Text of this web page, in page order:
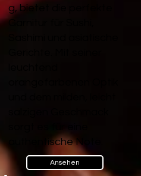
g, bietet die perfekte
Garnitur für Sushi,
authentische Note.
Ansehen